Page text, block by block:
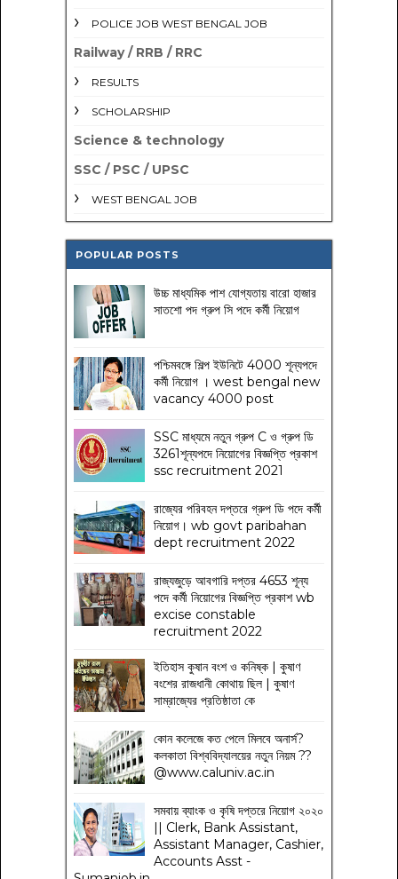
POLICE JOB WEST BENGAL JOB
Railway / RRB / RRC
RESULTS
SCHOLARSHIP
Science & technology
SSC / PSC / UPSC
WEST BENGAL JOB
POPULAR POSTS
উচ্চ মাধ্যমিক পাশ যোগ্যতায় বারো হাজার
সাতশো পদ গ্রুপ সি পদে কর্মী নিয়োগ
পশ্চিমবঙ্গে শিল্প ইউনিটে 4000 শূন্যপদে
কর্মী নিয়োগ । west bengal new
vacancy 4000 post
SSC মাধ্যমে নতুন গ্রুপ C ও গ্রুপ ডি
3261শূন্যপদে নিয়োগের বিজ্ঞপ্তি প্রকাশ
ssc recruitment 2021
রাজ্যের পরিবহন দপ্তরে গ্রুপ ডি পদে কর্মী
নিয়োগ। wb govt paribahan
dept recruitment 2022
রাজ্যজুড়ে আবগারি দপ্তর 4653 শূন্য
পদে কর্মী নিয়োগের বিজ্ঞপ্তি প্রকাশ wb
excise constable
recruitment 2022
ইতিহাস কুষান বংশ ও কনিষ্ক | কুষাণ
বংশের রাজধানী কোথায় ছিল | কুষাণ
সাম্রাজ্যের প্রতিষ্ঠাতা কে
কোন কলেজে কত পেলে মিলবে অনার্স?
কলকাতা বিশ্ববিদ্যালয়ের নতুন নিয়ম??
@www.caluniv.ac.in
সমবায় ব্যাংক ও কৃষি দপ্তরে নিয়োগ ২০২০
|| Clerk, Bank Assistant,
Assistant Manager, Cashier,
Accounts Asst -